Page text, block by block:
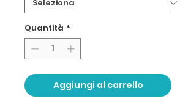
Quantità *
Aggiungi al carrello